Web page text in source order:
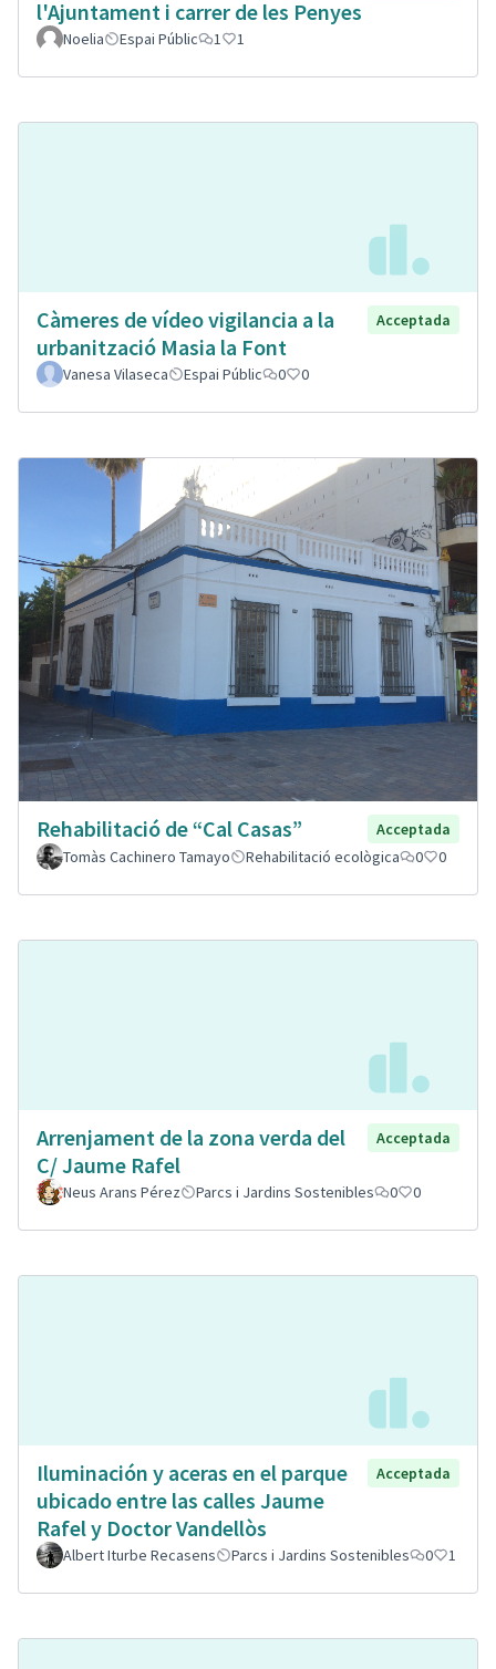
l'Ajuntament i carrer de les Penyes
Noelia Espai Públic 1 1
Càmeres de vídeo vigilancia a la
urbanització Masia la Font
Acceptada
Vanesa Vilaseca Espai Públic 0 0
Rehabilitació de “Cal Casas”
Acceptada
Tomàs Cachinero Tamayo
Rehabilitació ecològica 0 0
Arrenjament de la zona verda del
C/ Jaume Rafel
Acceptada
Neus Arans Pérez Parcs i Jardins Sostenibles 0 0
Iluminación y aceras en el parque
ubicado entre las calles Jaume
Rafel y Doctor Vandellòs
Acceptada
Albert Iturbe Recasens Parcs i Jardins Sostenibles 0 1